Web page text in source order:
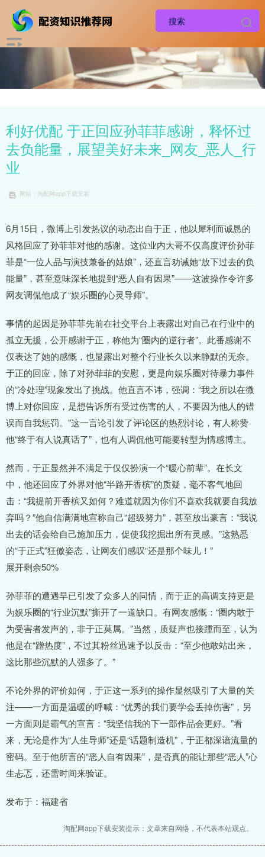
利好优配 于正回应孙菲菲感谢，释怀过
去负能量，展望美好未来_网友_恶人_行
业
网站：淘配网app下载安装
6月15日，微博上引发热议的动态出自于正，他以犀利而诚恳的
风格回应了孙菲菲对他的感谢。这位业内大哥不仅高度评价孙菲
菲是“一位人品与演技兼备的姑娘”，还直言劝诫她“放下过去的负
能量”，甚至意味深长地提到“恶人自有因果”——这波操作令许多
网友调侃他成了“娱乐圈的心灵导师”。
事情的起因是孙菲菲先前在社交平台上表露出对自己在行业中的
孤立无援，公开感谢于正，称他为“圈内的逆行者”。此番感谢不
仅表达了她的感慨，也显露出对整个行业长久以来静默的无奈。
于正的回应，除了对孙菲菲的安慰，更是向娱乐圈对待暴力事件
的“冷处理”现象发出了挑战。他直言不讳，强调：“我之所以在微
博上对你回应，是想告诉所有受过伤害的人，不要因为他人的错
误而自我惩罚。”这一言论引发了评论区的热烈讨论，有人称赞
他“终于有人说真话了”，也有人调侃他可能要转型为情感博主。
然而，于正显然并不满足于仅仅扮演一个“暖心前辈”。在长文
中，他还回应了外界对他“半路开香槟”的质疑，毫不客气地回
击：“我提前开香槟又如何？难道就因为你们不喜欢我就要自我放
弃吗？”他自信满满地宣称自己“超级努力”，甚至放出豪言：“我说
出去的话会给自己施加压力，促使我挖掘出所有灵感。”这熟悉
的“于正式”狂傲姿态，让网友们感叹“还是那个味儿！”
展开剩余50%
孙菲菲的遭遇早已引发了众多人的同情，而于正的高调支持更是
为娱乐圈的“行业沉默”撕开了一道缺口。有网友感慨：“圈内敢于
为受害者发声的，非于正莫属。”当然，质疑声也接踵而至，认为
他是在“蹭热度”，不过其粉丝迅速予以反击：“至少他敢站出来，
这比那些沉默的人强多了。”
不论外界的评价如何，于正这一系列的操作显然吸引了大量的关
注——一方面是温暖的呼喊：“优秀的我们要学会丢掉伤害”，另
一方面则是霸气的宣言：“我坚信我的下一部作品会更好。”看
来，无论是作为“人生导师”还是“话题制造机”，于正都深谙流量的
密码。至于他所言的“恶人自有因果”，是否真的能让那些“恶人”心
生忐忑，还需时间来验证。
发布于：福建省
淘配网app下载安装提示：文章来自网络，不代表本站观点。